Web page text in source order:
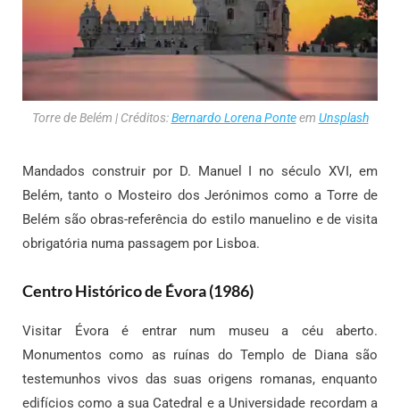
Torre de Belém | Créditos:Bernardo Lorena Ponteem Unsplash
Mandados construir por D. Manuel I no século XVI, em
Belém, tanto o Mosteiro dos Jerónimos como a Torre de
Belém são obras-referência do estilo manuelino e de visita
obrigatória numa passagem por Lisboa.
Centro Histórico de Évora (1986)
Visitar Évora é entrar num museu a céu aberto.
Monumentos como as ruínas do Templo de Diana são
testemunhos vivos das suas origens romanas, enquanto
edifícios como a sua Catedral e a Universidade recordam a